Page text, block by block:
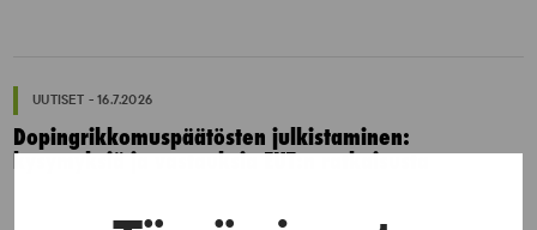
UUTISET - 16.7.2026
Dopingrikkomuspäätösten julkistaminen:
kysymyksiä ja vastauksia EUT:n ratkaisusta